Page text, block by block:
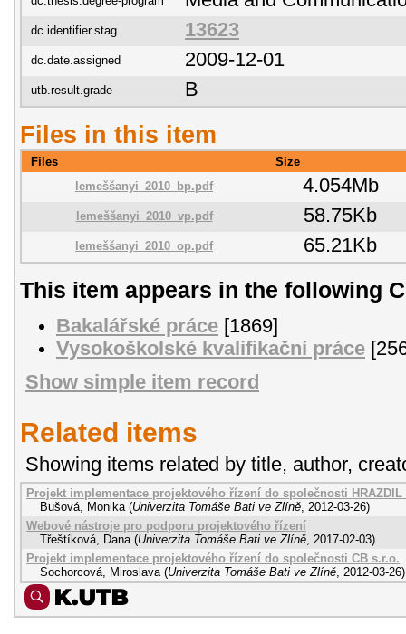
dc.identifier.stag 13623
dc.date.assigned 2009-12-01
utb.result.grade B
Files in this item
Files
Size
lemeššanyi_2010_bp.pdf
4.054Mb
lemeššanyi_2010_vp.pdf 58.75Kb
lemeššanyi_2010_op.pdf 65.21Kb
This item appears in the following
Bakalářské práce [1869]
Vysokoškolské kvalifikační práce
Show simple item record
Related items
Showing items related by title, author,
Projekt implementace projektového řízení do společnosti HRAZDIL
Bušová, Monika (Univerzita Tomáše Bati ve Zlíně, 2012-03-26)
Webové nástroje pro podporu projektového řízení
Třeštíková, Dana (Univerzita Tomáše Bati ve Zlíně, 2017-02-03)
Projekt implementace projektového řízení do společnosti CB s.r.o.
Sochorcová, Miroslava (Univerzita Tomáše Bati ve Zlíně, 2012-03-26)